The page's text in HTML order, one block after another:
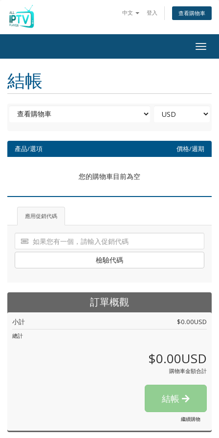
中文 登入 查看購物車
結帳
產品/選項 價格/週期
您的購物車目前為空
應用促銷代碼
檢驗代碼
訂單概觀
小計 $0.00USD
總計
$0.00USD
購物車金額合計
結帳
繼續購物